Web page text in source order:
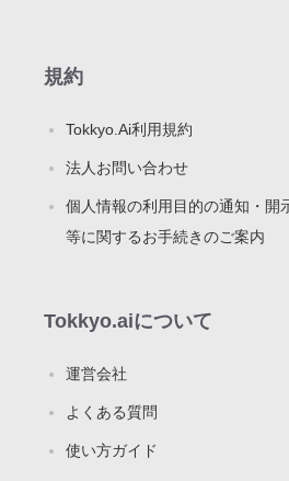
規約
Tokkyo.Ai利用規約
法人お問い合わせ
個人情報の利用目的の通知・開
等に関するお手続きのご案内
Tokkyo.aiについて
運営会社
よくある質問
使い方ガイド